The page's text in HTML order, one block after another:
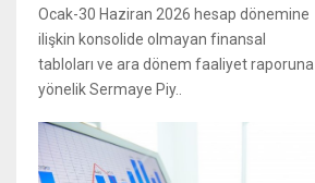
Ocak-30 Haziran 2026 hesap dönemine
ilişkin konsolide olmayan finansal
tabloları ve ara dönem faaliyet raporuna
yönelik Sermaye Piy..